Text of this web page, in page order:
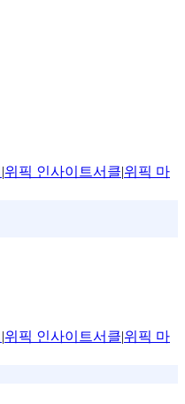
|위픽 인사이트서클|위픽 마
|위픽 인사이트서클|위픽 마